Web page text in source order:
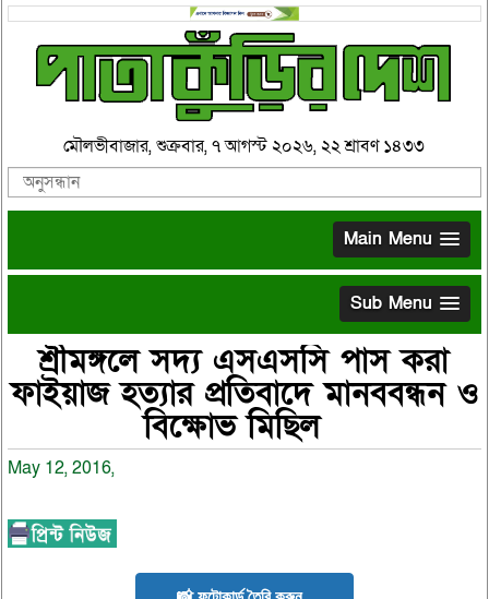
মৌলভীবাজার, শুক্রবার, ৭ আগস্ট ২০২৬, ২২ শ্রাবণ ১৪৩৩
Main Menu
Sub Menu
শ্রীমঙ্গলে সদ্য এসএসসি পাস করা
ফাইয়াজ হত্যার প্রতিবাদে মানববন্ধন ও
বিক্ষোভ মিছিল
May 12, 2016,